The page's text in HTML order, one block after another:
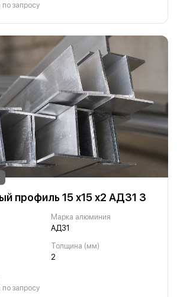
запросу
профиль 15 х15 х2 АД31 3
Марка алюминия
АД31
Толщина (мм)
2
запросу